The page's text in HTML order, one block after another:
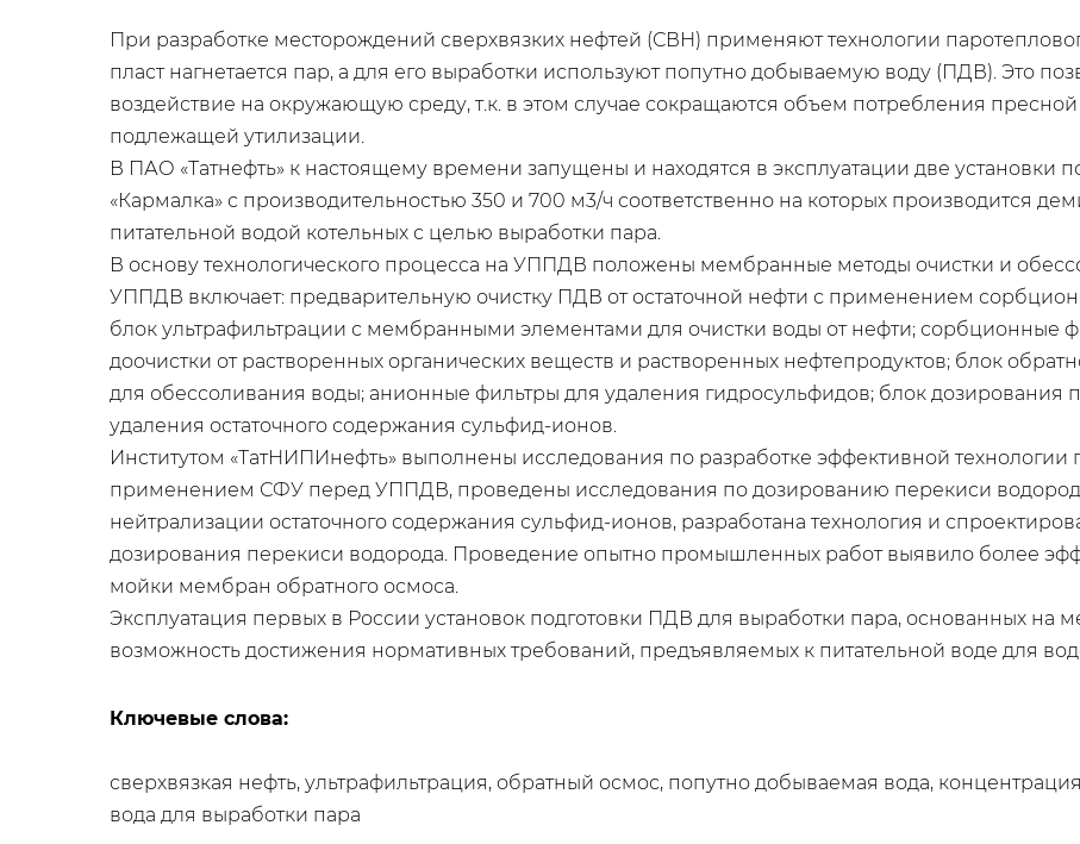
При разработке месторождений сверхвязких нефтей (СВН) применяют технологии
пласт нагнетается пар, а для его выработки используют попутно добываемую воду (ПДВ). Это
воздействие на окружающую среду, т.к. в этом случае сокращаются объем потребления
подлежащей утилизации.
В ПАО «Татнефть» к настоящему времени запущены и находятся в эксплуатации две установки
«Кармалка» с производительностью 350 и 700 м3/ч соответственно на которых производится
питательной водой котельных с целью выработки пара.
В основу технологического процесса на УППДВ положены мембранные методы очистки и
УППДВ включает: предварительную очистку ПДВ от остаточной нефти с применением
блок ультрафильтрации с мембранными элементами для очистки воды от нефти; сорбционные
доочистки от растворенных органических веществ и растворенных нефтепродуктов; блок
для обессоливания воды; анионные фильтры для удаления гидросульфидов; блок дозирования
удаления остаточного содержания сульфид-ионов.
Институтом «ТатНИПИнефть» выполнены исследования по разработке эффективной
применением СФУ перед УППДВ, проведены исследования по дозированию перекиси
нейтрализации остаточного содержания сульфид-ионов, разработана технология и
дозирования перекиси водорода. Проведение опытно промышленных работ выявило более
мойки мембран обратного осмоса.
Эксплуатация первых в России установок подготовки ПДВ для выработки пара, основанных на
возможность достижения нормативных требований, предъявляемых к питательной воде для
Ключевые слова:
сверхвязкая нефть, ультрафильтрация, обратный осмос, попутно добываемая вода,
вода для выработки пара